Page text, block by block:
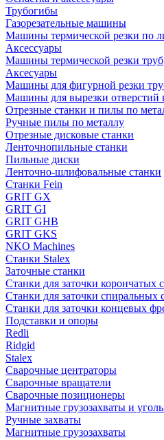
Трубогибы
Газорезательные машины
Машины термической резки по
Аксессуары
Машины термической резки труб
Аксесуары
Машины для фигурной резки
Машины для вырезки отверстий
Отрезные станки и пилы по
Ручные пилы по металлу
Отрезные дисковые станки
Ленточнопильные станки
Пильные диски
Ленточно-шлифовальные станки
Станки Fein
GRIT GX
GRIT GI
GRIT GHB
GRIT GKS
NKO Machines
Станки Stalex
Заточные станки
Станки для заточки корончатых
Станки для заточки спиральных
Станки для заточки концевых
Подставки и опоры
Redli
Ridgid
Stalex
Сварочные центраторы
Сварочные вращатели
Сварочные позиционеры
Магнитные грузозахваты и
Ручные захваты
Магнитные грузозахваты